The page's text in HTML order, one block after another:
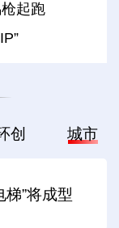
起跑
创 城市
梯”将成型